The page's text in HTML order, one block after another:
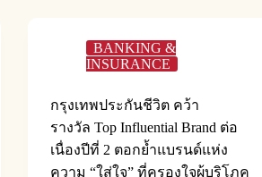
BANKING &
INSURANCE
กรุงเทพประกันชีวิต คว้า
รางวัล Top Influential Brand ต่อ
เนื่องปีที่ 2 ตอกย้ำแบรนด์แห่ง
ความ “ใส่ใจ” ที่ครองใจผู้บริโภค